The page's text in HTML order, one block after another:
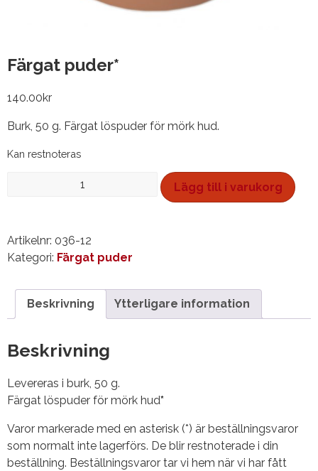
Färgat puder*
140.00kr
Burk, 50 g. Färgat löspuder för mörk hud.
Kan restnoteras
Lägg till i varukorg
Artikelnr: 036-12
Kategori: Färgat puder
Beskrivning Ytterligare information
Beskrivning
Levereras i burk, 50 g.
Färgat löspuder för mörk hud*
Varor markerade med en asterisk (*) är beställningsvaror
som normalt inte lagerförs. De blir restnoterade i din
beställning. Beställningsvaror tar vi hem när vi har fått